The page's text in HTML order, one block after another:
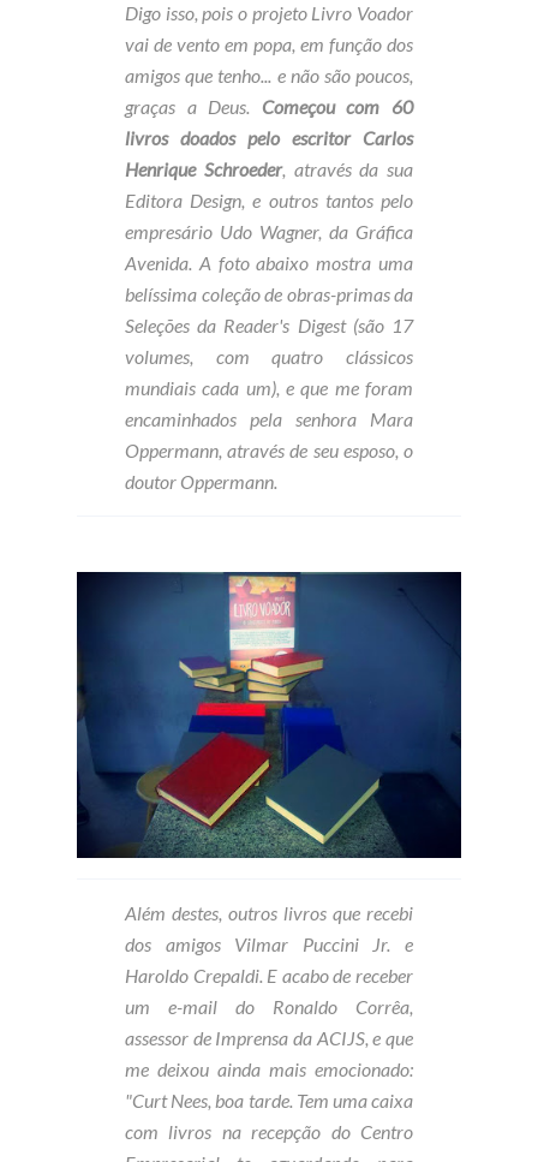
Digo isso, pois o projeto Livro Voador
vai de vento em popa, em função dos
amigos que tenho... e não são poucos,
graças a Deus. Começou com 60
livros doados pelo escritor Carlos
Henrique Schroeder, através da sua
Editora Design, e outros tantos pelo
empresário Udo Wagner, da Gráfica
Avenida. A foto abaixo mostra uma
belíssima coleção de obras-primas da
Seleções da Reader's Digest (são 17
volumes, com quatro clássicos
mundiais cada um), e que me foram
encaminhados pela senhora Mara
Oppermann, através de seu esposo, o
doutor Oppermann.
Além destes, outros livros que recebi
dos amigos Vilmar Puccini Jr. e
Haroldo Crepaldi. E acabo de receber
um e-mail do Ronaldo Corrêa,
assessor de Imprensa da ACIJS, e que
me deixou ainda mais emocionado:
"Curt Nees, boa tarde. Tem uma caixa
com livros na recepção do Centro